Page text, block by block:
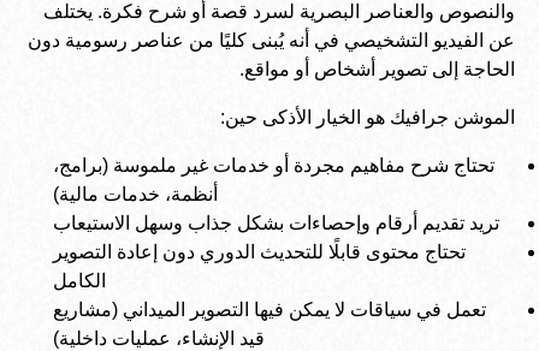
والنصوص والعناصر البصرية لسرد قصة أو شرح فكرة. يختلف
عن الفيديو التشخيصي في أنه يُبنى كليًا من عناصر رسومية دون
الحاجة إلى تصوير أشخاص أو مواقع.
الموشن جرافيك هو الخيار الأذكى حين:
تحتاج شرح مفاهيم مجردة أو خدمات غير ملموسة (برامج،
أنظمة، خدمات مالية)
تريد تقديم أرقام وإحصاءات بشكل جذاب وسهل الاستيعاب
تحتاج محتوى قابلًا للتحديث الدوري دون إعادة التصوير
الكامل
تعمل في سياقات لا يمكن فيها التصوير الميداني (مشاريع
قيد الإنشاء، عمليات داخلية)